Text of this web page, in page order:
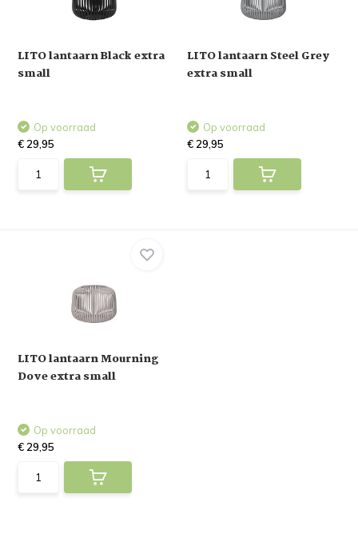
LITO lantaarn Black extra
small
Op voorraad
€ 29,95
LITO lantaarn Steel Grey
extra small
Op voorraad
€ 29,95
LITO lantaarn Mourning
Dove extra small
Op voorraad
€ 29,95